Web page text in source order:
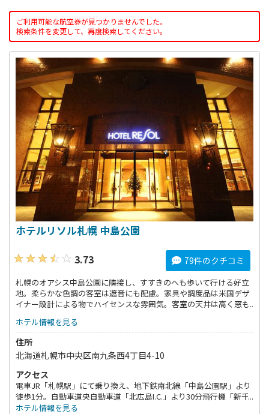
ご利用可能な航空券が見つかりませんでした。
検索条件を変更して、再度検索してください。
ホテルリソル札幌 中島公園
3.73
79件のクチコミ
札幌のオアシス中島公園に隣接し、すすきのへも歩いて行ける好立
地。柔らかな色調の客室は遮音にも配慮。家具や調度品は米国デザ
イナー設計による物でハイセンスな雰囲気。客室の天井は高く窓も
ホテル情報を見る
住所
北海道札幌市中央区南九条西4丁目4-10
アクセス
電車JR「札幌駅」にて乗り換え、地下鉄南北線「中島公園駅」より
徒歩1分。自動車道央自動車道「北広島I.C.」より30分飛行機「新千
歳空港」より高速バスで「中島公園」方面へ約90分。
ホテル情報を見る